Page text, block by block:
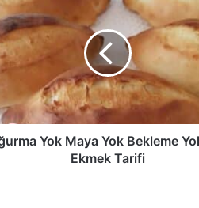
Yok Maya Yok Bekleme
Ekmek Tarifi